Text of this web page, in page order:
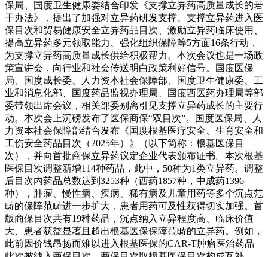
保局、国度卫生健康委结合印发《支撑立异药高质量成长的若
干办法》，提出了加强对立异药研发支撑、支撑立异药进入医
保目次和贸易健康安全立异药品目次、激励立异药临床使用、
提高立异药多元领取能力、强化组织保障等5方面16条行动，
为支撑立异药高质量成长供给积极帮力。本次会议也是一场政
策宣讲会，向行业和社会传送明白政策利好信号。国度医保
局、国度成长委、人力资本社会保障部、国度卫生健康委、工
业和消息化部、国度药品监视办理局、国度西医药办理局等部
委带领出席会议，相关部委别离引见支撑立异药成长的主要行
动。本次会上沉磅发布了医保商保“双目次”。国度医保局、人
力资本社会保障部结合发布《国度根基医疗安全、生育安全和
工伤安全药品目次（2025年）》（以下简称：根基医保目
次），并向首批商保立异药议定企业代表颁布证书。本次根基
医保目次调整新增114种药品，此中，50种为1类立异药。调整
后目次内药品总数达到3253种（西药1857种，中成药1396
种），肿瘤、慢性病、疾病、稀有病及儿童用药等多个沉点范
畴的保障范畴进一步扩大，患者用药可及性获得切实加强。首
版商保目次共有19种药品，沉点纳入立异程度高、临床价值
大、患者获益显著且超出根基医保保障范畴的立异药。例如，
此前因价钱昂扬而难以进入根基医保的CAR-T肿瘤医治药品